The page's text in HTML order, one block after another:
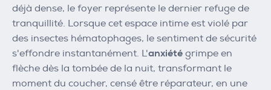
déjà dense, le foyer représente le dernier refuge de
tranquillité. Lorsque cet espace intime est violé par
des insectes hématophages, le sentiment de sécurité
s'effondre instantanément. L'anxiété grimpe en
flèche dès la tombée de la nuit, transformant le
moment du coucher, censé être réparateur, en une